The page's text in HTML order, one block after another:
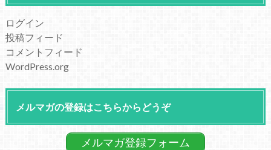
ログイン
投稿フィード
コメントフィード
WordPress.org
メルマガの登録はこちらからどうぞ
メルマガ登録フォーム